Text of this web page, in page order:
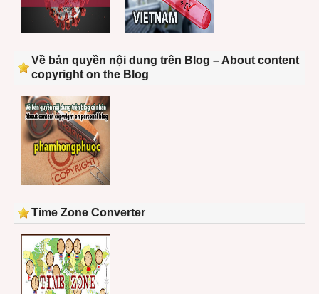
Về bản quyền nội dung trên Blog – About content
copyright on the Blog
Time Zone Converter